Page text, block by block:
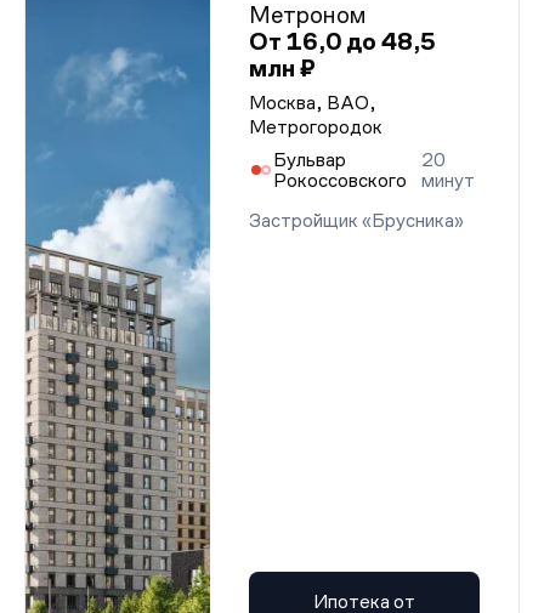
Метроном
От 16,0 до 48,5
млн ₽
Москва, ВАО,
Метрогородок
Бульвар
Рокоссовского
20
минут
Застройщик «Брусника»
Ипотека от